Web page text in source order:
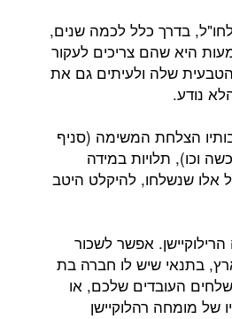
בדרך כלל לכמה שנים,
היא שהם צריכים לעקור
שלה ולעיתים גם את
נודע.
הצלחת המשימה (סניף
וכו), תלויות במידה
אלו שנשלחו, להיקלט היטב
אפשר לשכור
בתנאי שיש לו חברה בת
העובדים שלכם, או
של מומחה רהלוקיישן